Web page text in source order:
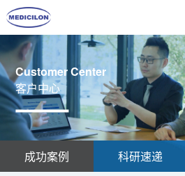
Customer Center
客户中心
成功案例 科研速递